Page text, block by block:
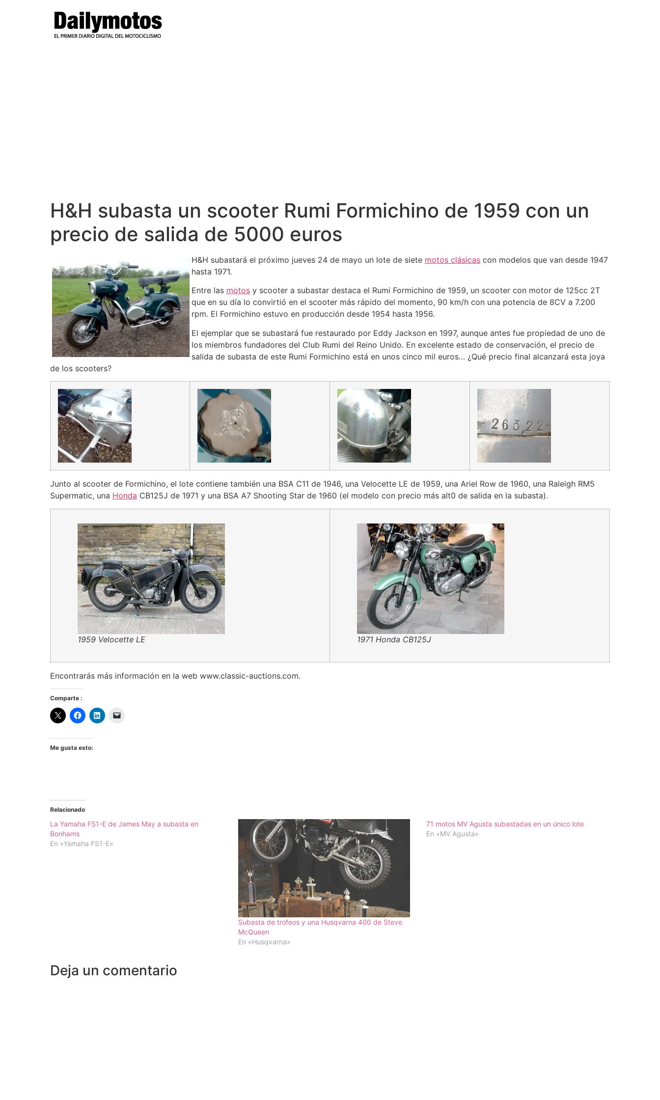
H&H subasta un scooter Rumi Formichino de 1959 con un
precio de salida de 5000 euros
H&H subastará el próximo jueves 24 de mayo un lote de siete motos clásicas con modelos que van desde 1947
hasta 1971.
Entre las motos y scooter a subastar destaca el Rumi Formichino de 1959, un scooter con motor de 125cc 2T
que en su día lo convirtió en el scooter más rápido del momento, 90 km/h con una potencia de 8CV a 7.200
rpm. El Formichino estuvo en producción desde 1954 hasta 1956.
El ejemplar que se subastará fue restaurado por Eddy Jackson en 1997, aunque antes fue propiedad de uno de
los miembros fundadores del Club Rumi del Reino Unido. En excelente estado de conservación, el precio de
salida de subasta de este Rumi Formichino está en unos cinco mil euros… ¿Qué precio final alcanzará esta joya
de los scooters?
Junto al scooter de Formichino, el lote contiene también una BSA C11 de 1946, una Velocette LE de 1959, una Ariel Row de 1960, una Raleigh RM5
Supermatic, una Honda CB125J de 1971 y una BSA A7 Shooting Star de 1960 (el modelo con precio más alt0 de salida en la subasta).
1959 Velocette LE 1971 Honda CB125J
Encontrarás más información en la web www.classic-auctions.com.
Comparte :
Me gusta esto:
Relacionado
La Yamaha FS1-E de James May a subasta en
Bonhams
En «Yamaha FS1-E»
Subasta de trofeos y una Husqvarna 400 de Steve
McQueen
En «Husqvarna»
71 motos MV Agusta subastadas en un único lote
En «MV Agusta»
Deja un comentario